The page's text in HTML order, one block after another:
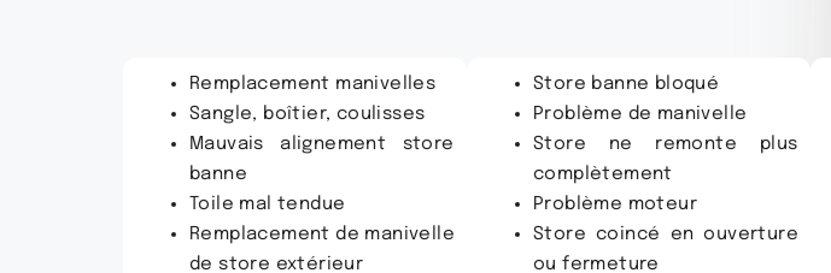
Remplacement manivelles
Sangle, boîtier, coulisses
Mauvais alignement store
banne
Toile mal tendue
Remplacement de manivelle
de store extérieur
Store banne bloqué
Problème de manivelle
Store ne remonte plus
complètement
Problème moteur
Store coincé en ouverture
ou fermeture